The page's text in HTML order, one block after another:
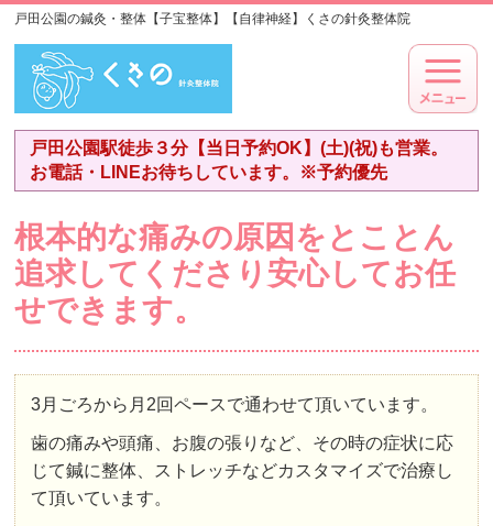
戸田公園の鍼灸・整体【子宝整体】【自律神経】くさの針灸整体院
戸田公園駅徒歩３分【当日予約OK】(土)(祝)も営業。
お電話・LINEお待ちしています。※予約優先
根本的な痛みの原因をとことん
追求してくださり安心してお任
せできます。
3月ごろから月2回ペースで通わせて頂いています。
歯の痛みや頭痛、お腹の張りなど、その時の症状に応
じて鍼に整体、ストレッチなどカスタマイズで治療し
て頂いています。